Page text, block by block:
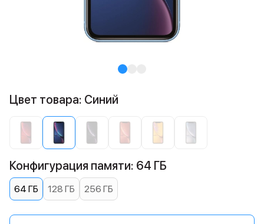
Цвет товара: Синий
Конфигурация памяти: 64 ГБ
64 ГБ 128 ГБ 256 ГБ